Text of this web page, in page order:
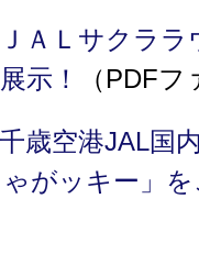
ＪＡＬサクラ
示！
（PDF
千歳空港JAL
がッキー」を